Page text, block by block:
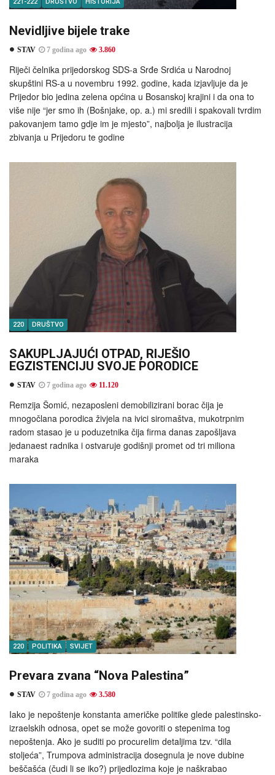
Nevidljive bijele trake
STAV 7 godina ago 3.860
Riječi čelnika prijedorskog SDS-a Srđe Srdića u Narodnoj
skupštini RS-a u novembru 1992. godine, kada izjavljuje da je
Prijedor bio jedina zelena općina u Bosanskoj krajini i da ona to
više nije “jer smo ih (Bošnjake, op. a.) mi sredili i spakovali tvrdim
pakovanjem tamo gdje im je mjesto”, najbolja je ilustracija
zbivanja u Prijedoru te godine
220 DRUŠTVO
SAKUPLJAJUĆI OTPAD, RIJEŠIO
EGZISTENCIJU SVOJE PORODICE
STAV 7 godina ago 11.120
Remzija Šomić, nezaposleni demobilizirani borac čija je
mnogočlana porodica živjela na ivici siromaštva, mukotrpnim
radom stasao je u poduzetnika čija firma danas zapošljava
jedanaest radnika i ostvaruje godišnji promet od tri miliona
maraka
220 POLITIKA SVIJET
Prevara zvana “Nova Palestina”
STAV 7 godina ago 3.580
Iako je nepoštenje konstanta američke politike glede palestinsko-
izraelskih odnosa, opet se može govoriti o stepenima tog
nepoštenja. Ako je suditi po procurelim detaljima tzv. “dila
stoljeća”, Trumpova administracija dosegnula je nove dubine
beščašća (čudi li se iko?) prijedlozima koje je naškrabao